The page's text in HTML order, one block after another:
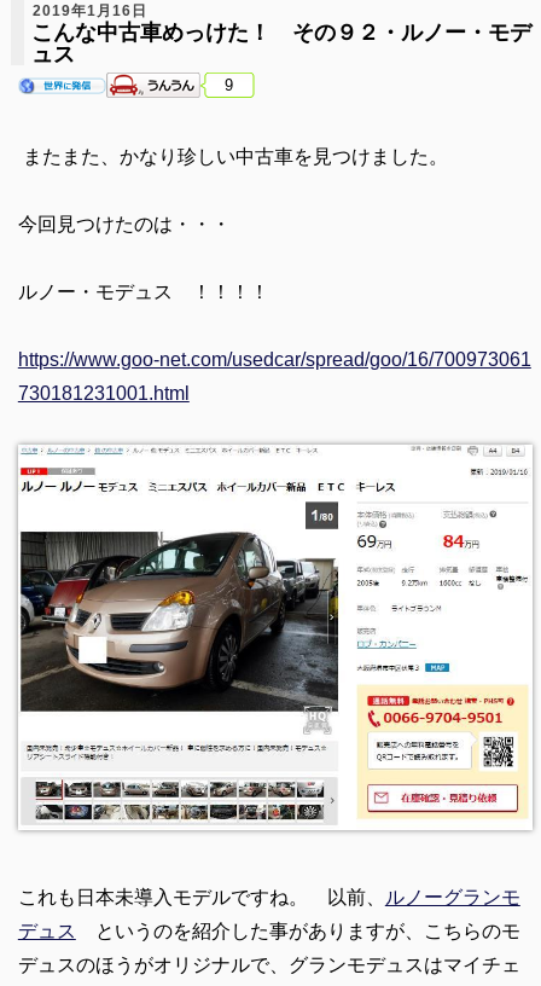
2019年1月16日
こんな中古車めっけた！ その９２・ルノー・モデ
ュス
9
またまた、かなり珍しい中古車を見つけました。
今回見つけたのは・・・
ルノー・モデュス ！！！！
https://www.goo-net.com/usedcar/spread/goo/16/700973061
730181231001.html
これも日本未導入モデルですね。 以前、
ルノーグランモ
デュス
というのを紹介した事がありますが、こちらのモ
デュスのほうがオリジナルで、グランモデュスはマイチェ